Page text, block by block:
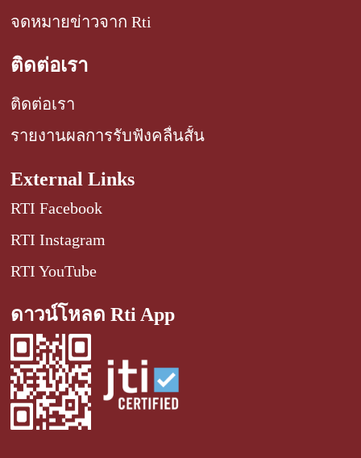
จดหมายข่าวจาก Rti
ติดต่อเรา
ติดต่อเรา
รายงานผลการรับฟังคลื่นสั้น
External Links
RTI Facebook
RTI Instagram
RTI YouTube
ดาวน์โหลด Rti App